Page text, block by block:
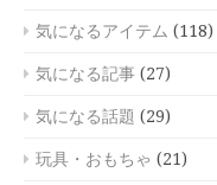
気になるアイテム (118)
気になる記事 (27)
気になる話題 (29)
玩具・おもちゃ (21)